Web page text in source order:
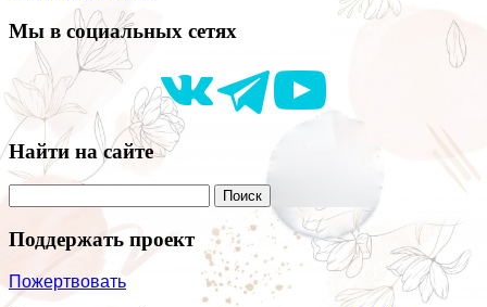
Мы в социальных сетях
Найти на сайте
Поддержать проект
Пожертвовать